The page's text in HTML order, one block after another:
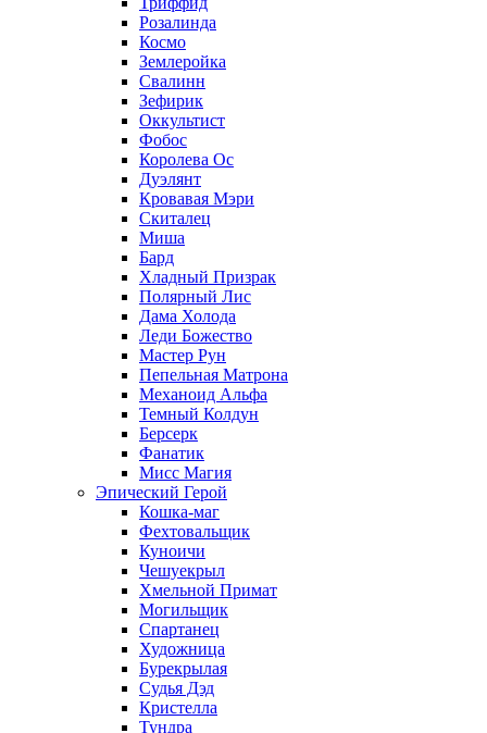
Розалинда
Космо
Землеройка
Свалинн
Зефирик
Оккультист
Фобос
Королева Ос
Дуэлянт
Кровавая Мэри
Скиталец
Миша
Бард
Хладный Призрак
Полярный Лис
Дама Холода
Леди Божество
Мастер Рун
Пепельная Матрона
Механоид Альфа
Темный Колдун
Берсерк
Фанатик
Мисс Магия
Эпический Герой
Кошка-маг
Фехтовальщик
Куноичи
Чешуекрыл
Хмельной Примат
Могильщик
Спартанец
Художница
Бурекрылая
Судья Дэд
Кристелла
Тундра